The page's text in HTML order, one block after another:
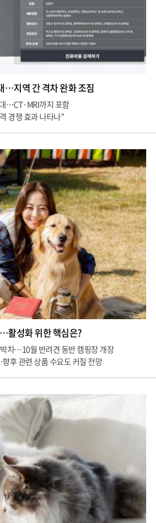
…지역 간 격차 완화 조짐
…CT·MRI까지 포함
경쟁 효과 나타나”
활성화 위한 핵심은?
차…10월 반려견 동반 캠핑장 개장
후 관련 상품 수요도 커질 전망